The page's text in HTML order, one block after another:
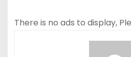
There is no ads to display,